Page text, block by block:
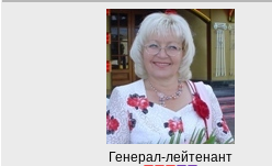
Генерал-лейтенант